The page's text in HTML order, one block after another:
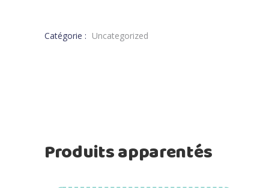
Catégorie : Uncategorized
Produits apparentés